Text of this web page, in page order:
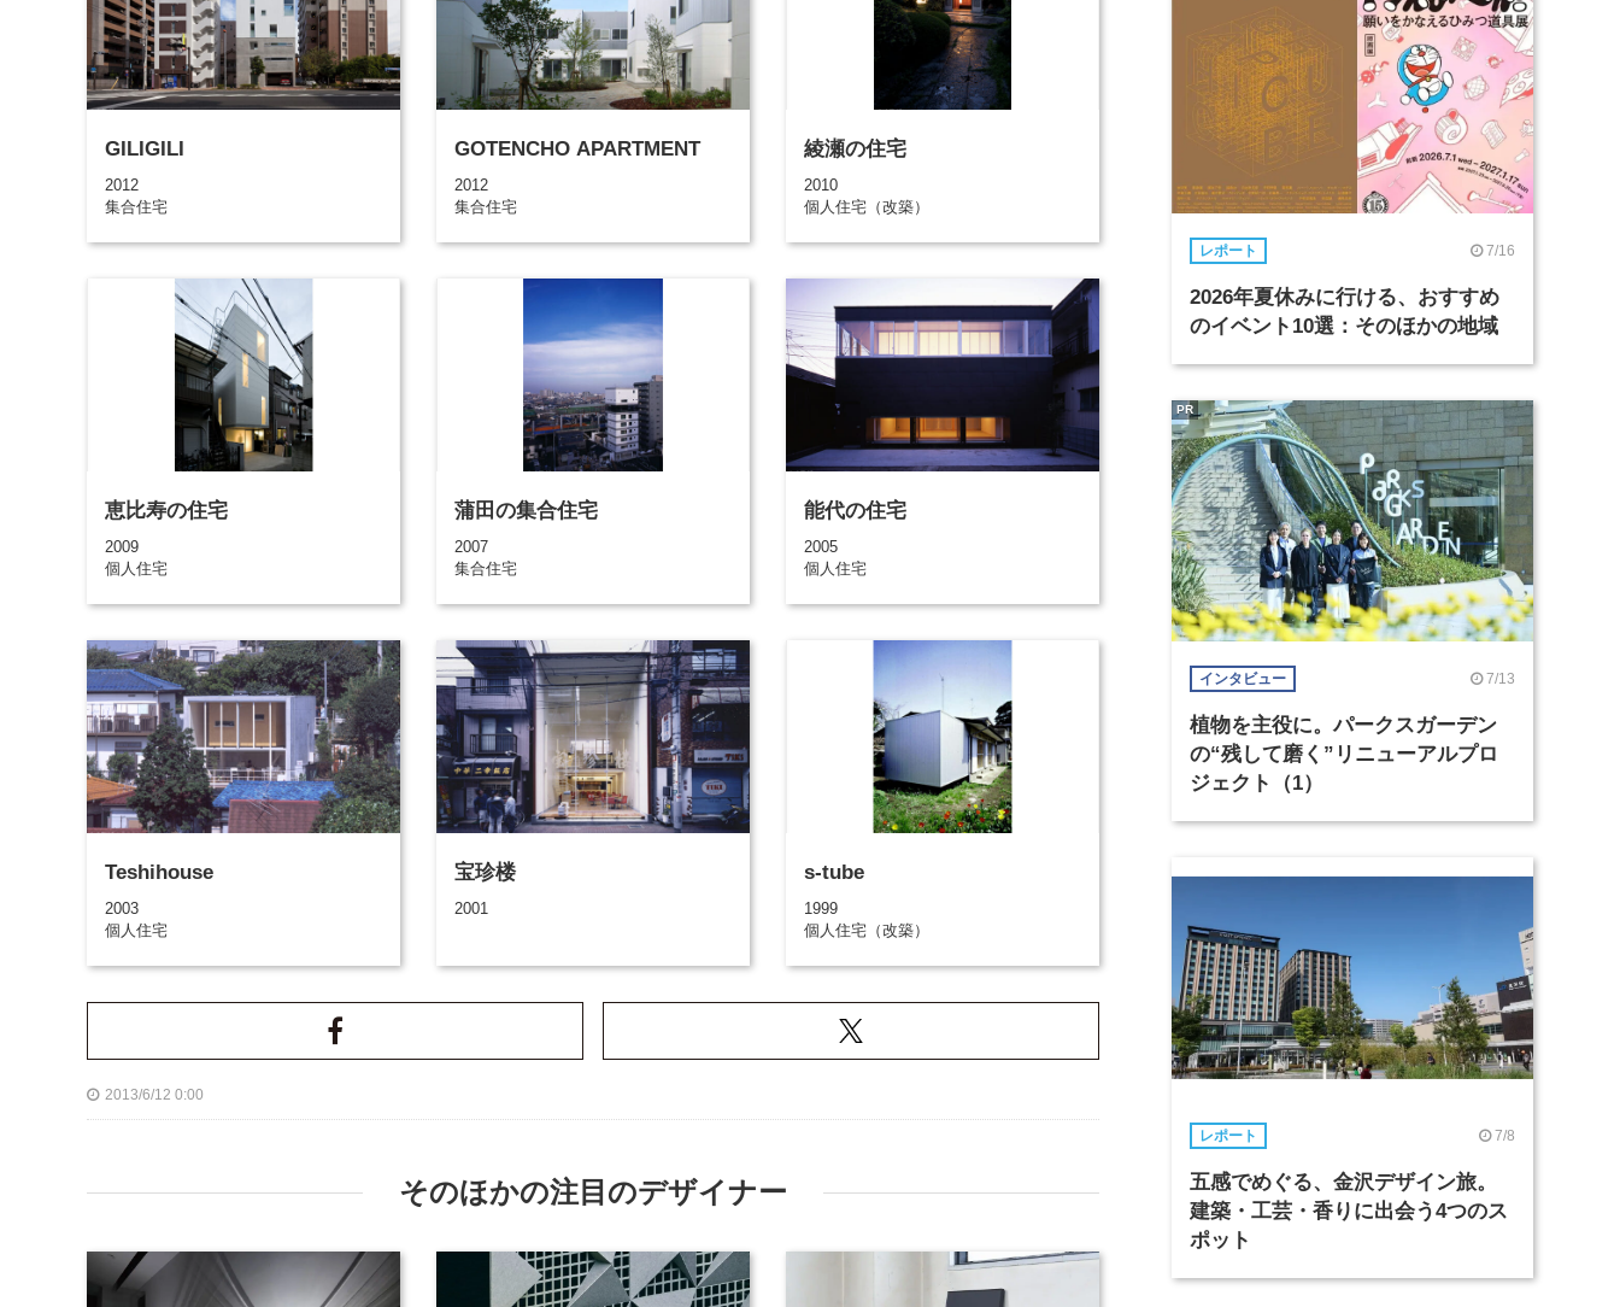
GILIGILI
2012
集合住宅
GOTENCHO APARTMENT
2012
集合住宅
綾瀬の住宅
2010
個人住宅（改築）
恵比寿の住宅
2009
個人住宅
蒲田の集合住宅
2007
集合住宅
能代の住宅
2005
個人住宅
Teshihouse
2003
個人住宅
宝珍楼
2001
s-tube
1999
個人住宅（改築）
2013/6/12 0:00
そのほかの注目のデザイナー
レポート 7/16
2026年夏休みに行ける、おすすめ
のイベント10選：そのほかの地域
インタビュー 7/13
植物を主役に。パークスガーデン
の“残して磨く”リニューアルプロ
ジェクト（1）
PR
レポート 7/8
五感でめぐる、金沢デザイン旅。
建築・工芸・香りに出会う4つのス
ポット